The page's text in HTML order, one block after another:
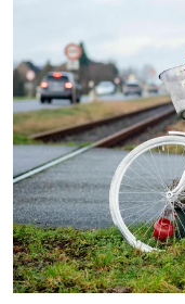
genossenschaft
epaper login